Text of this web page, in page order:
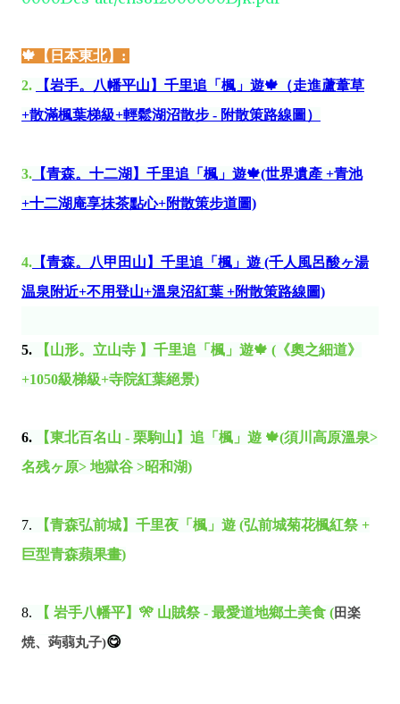
🍁 【 日本東北】:
2.
【岩手。八幡平山】千里追「楓」遊🍁（走進蘆葦草
+散滿楓葉梯級+輕鬆湖沼散步 - 附散策路線圖）
3. 【青森。十二湖】千里追「楓」遊🍁(世界遺產 +青池
+十二湖庵享抺茶點心+附散策步道圖)
4. 【青森。八甲田山】千里追「楓」遊 (千人風呂酸ヶ湯
温泉附近+不用登山+溫泉沼紅葉 +附散策路線圖)
5. 【山形。立山寺 】 千里追「楓」遊🍁 (《奧之細道》
+1050級梯級+寺院紅葉絕景)
6. 【東北百名山 - 栗駒山】 追「楓」遊 🍁(須川高原溫泉>
名残ヶ原> 地獄谷 >昭和湖)
7.
【青森弘前城】千里夜「楓」遊 (弘前城菊花楓紅祭 +
巨型青森蘋果畫)
8. 【 岩手八幡平】🎌 山賊祭 - 最愛道地鄉土美食 (田楽
焼、蒟蒻丸子)😋